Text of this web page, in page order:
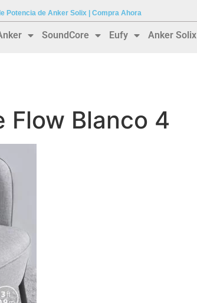
Potencia de Anker Solix | Compra Ahora
SoundCore Eufy Anker Solix
Flow Blanco 4